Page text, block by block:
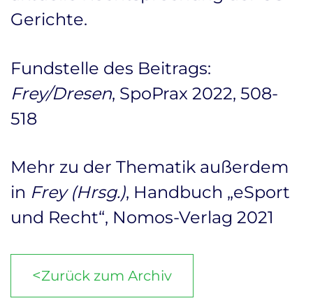
Gerichte.
Fundstelle des Beitrags:
Frey/Dresen, SpoPrax 2022, 508-
518
Mehr zu der Thematik außerdem
in Frey (Hrsg.), Handbuch „eSport
und Recht“, Nomos-Verlag 2021
<Zurück zum Archiv